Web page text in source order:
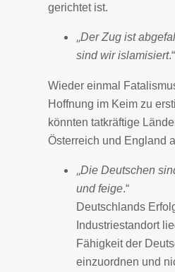
gerichtet ist.
„Der Zug ist
sind wir islamisiert.“
Wieder einmal
Hoffnung im Keim zu
könnten tatkräftige
Österreich und England
„Die Deutschen
und feige.“
Deutschlands
Industriestandort
Fähigkeit der
einzuordnen und